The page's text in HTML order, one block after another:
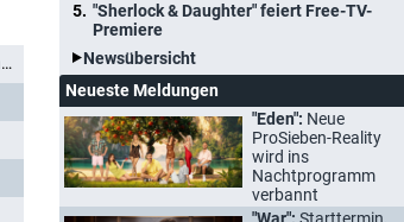
Deutscher TV-Jahresrückblick 2025: Gottschalk-Abschied, Raab-Sinkflug, "Klar"-Eklat und Wahl-TV XXL
"Sherlock & Daughter" feiert Free-TV-
Premiere
Newsübersicht
Neueste Meldungen
"Eden": Neue
ProSieben-Reality
wird ins
Nachtprogramm
verbannt